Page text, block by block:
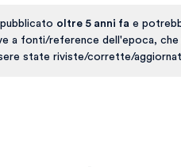
oltre 5 anni fa e
a fonti/reference dell'epoca, che
state riviste/corrette/